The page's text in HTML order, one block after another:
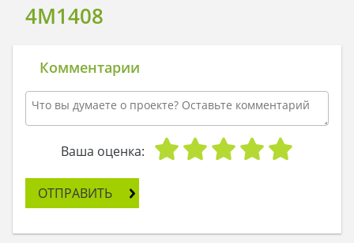
4M1408
Комментарии
Ваша оценка:
ОТПРАВИТЬ